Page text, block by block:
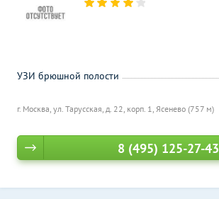
г. Москва, ул. Тарусская, д. 22, корп. 1, Ясенево (757 м)
УЗИ брюшной полости
8 (495) 125-27-43